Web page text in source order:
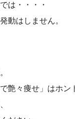
は・・・・
動はしません。
艶々痩せ」はホン